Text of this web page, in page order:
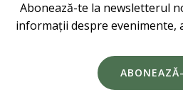
Abonează-te la newsletterul
informații despre evenimente,